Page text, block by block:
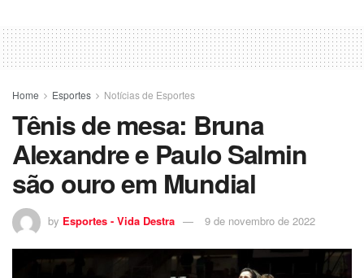
Home Esportes Notícias de Esportes
Tênis de mesa: Bruna
Alexandre e Paulo Salmin
são ouro em Mundial
by Esportes - Vida Destra 9 de novembro de 2022